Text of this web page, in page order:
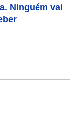
Ninguém vai